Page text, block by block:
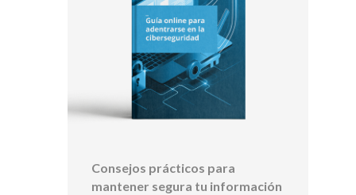
Consejos prácticos para
mantener segura tu información